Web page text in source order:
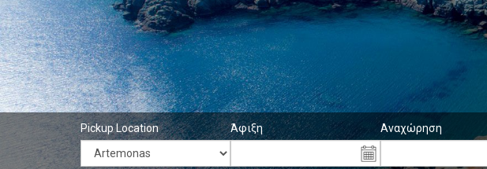
Pickup Location Άφιξη Αναχώρηση